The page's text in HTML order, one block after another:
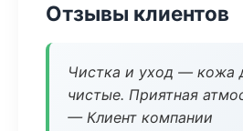
Отзывы клиентов
Чистка и уход — кожа
чистые. Приятная
— Клиент компании